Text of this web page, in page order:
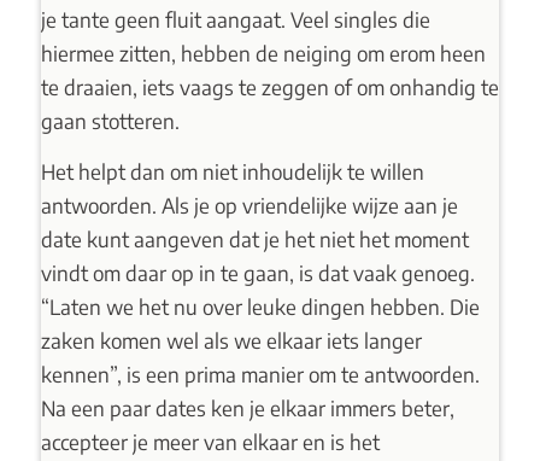
je tante geen fluit aangaat. Veel singles die
hiermee zitten, hebben de neiging om erom heen
te draaien, iets vaags te zeggen of om onhandig te
gaan stotteren.
Het helpt dan om niet inhoudelijk te willen
antwoorden. Als je op vriendelijke wijze aan je
date kunt aangeven dat je het niet het moment
vindt om daar op in te gaan, is dat vaak genoeg.
“Laten we het nu over leuke dingen hebben. Die
zaken komen wel als we elkaar iets langer
kennen”, is een prima manier om te antwoorden.
Na een paar dates ken je elkaar immers beter,
accepteer je meer van elkaar en is het